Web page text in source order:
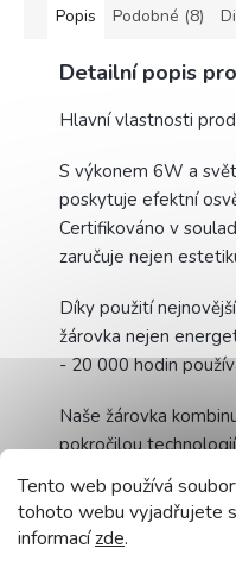
Tento web používá
tohoto webu vyjadřujete
informacízde.
Popis Podobné (8)
Detailní popis
Hlavní vlastnosti
S výkonem 6W a
poskytuje efektní
Certifikováno v
zaručuje nejen
Díky použití
žárovka nejen
- 20 000 hodin
Naše žárovka
pokročilou
Velké rozměry
pozorovací úhel a